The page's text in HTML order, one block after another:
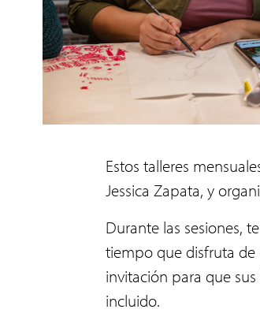
Estos talleres
Jessica Zapata, y
Durante las sesiones,
tiempo que disfruta de
invitación para que
incluido.